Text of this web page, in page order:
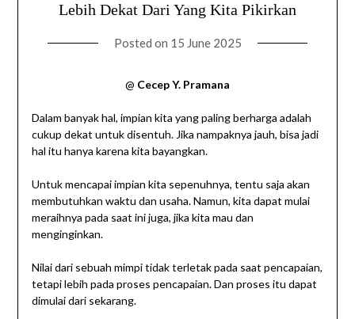
Lebih Dekat Dari Yang Kita Pikirkan
Posted on 15 June 2025
@ Cecep Y. Pramana
Dalam banyak hal, impian kita yang paling berharga adalah
cukup dekat untuk disentuh. Jika nampaknya jauh, bisa jadi
hal itu hanya karena kita bayangkan.
Untuk mencapai impian kita sepenuhnya, tentu saja akan
membutuhkan waktu dan usaha. Namun, kita dapat mulai
meraihnya pada saat ini juga, jika kita mau dan
menginginkan.
Nilai dari sebuah mimpi tidak terletak pada saat pencapaian,
tetapi lebih pada proses pencapaian. Dan proses itu dapat
dimulai dari sekarang.